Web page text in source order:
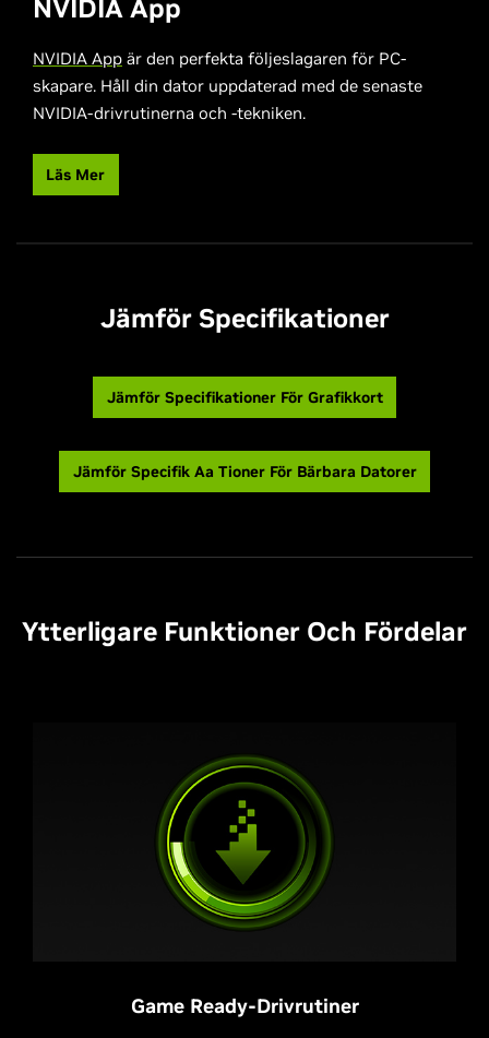
NVIDIA App
NVIDIA App är den perfekta följeslagaren för PC-
skapare. Håll din dator uppdaterad med de senaste
NVIDIA-drivrutinerna och -tekniken.
Läs Mer
Jämför Specifikationer
Jämför Specifikationer För Grafikkort
Jämför Specifik Aa Tioner För Bärbara Datorer
Ytterligare Funktioner Och Fördelar
Game Ready-Drivrutiner